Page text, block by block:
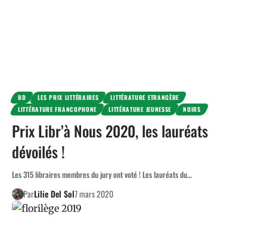
BD LES PRIX LITTÉRAIRES
LITTÉRATURE ETRANGÈRE
LITTÉRATURE FRANCOPHONE
LITTÉRATURE JEUNESSE NOIRS
Prix Libr’à Nous 2020, les lauréats
dévoilés !
Les 315 libraires membres du jury ont voté ! Les lauréats du…
ParLilie Del Sol7 mars 2020